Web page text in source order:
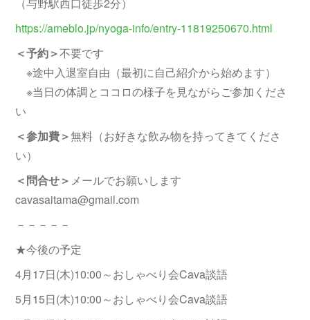
https://ameblo.jp/nyoga-info/entry-11819250670.html
＜予約＞不要です
※途中入退室自由（最初に自己紹介から始めます）
※当日の体調とココロの様子を見ながらご参加くださ
い
＜参加費＞無料（お好きな飲み物を持ってきてくださ
い）
＜問合せ＞ メールでお願いします
cavasaitama@gmail.com
－－－－－
★今後の予定
4月17日(木)10:00～おしゃべり会Cava談語
5月15日(木)10:00～おしゃべり会Cava談語